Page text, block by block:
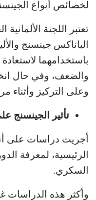
لخصائص أنواع
تعتبر اللجنة الألمانية
الباناكس جينسنج
باستخدامهما
والضعف، وفي حال
وعلى التركيز وأثناء
تأثير الجينسنج
أجريت دراسات على
الرئيسية، لمعرفة
السكري.